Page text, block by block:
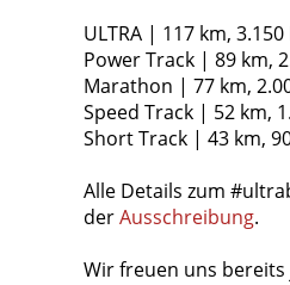
ULTRA | 117 km,
Power Track | 89 km,
Marathon | 77 km,
Speed Track | 52 km,
Short Track | 43 km,
Alle Details zum
derAusschreibung.
Wir freuen uns